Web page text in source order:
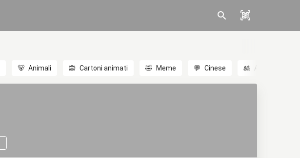
🐻 Animali 🙉 Cartoni animati 🤣 Meme 💬 Cinese 🎎 Anime